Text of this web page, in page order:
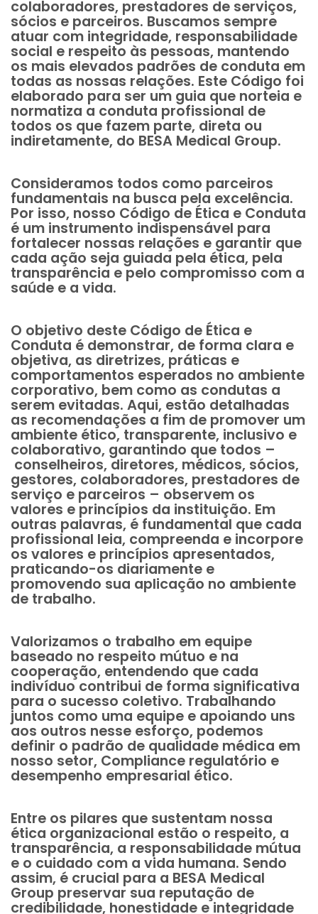
colaboradores, prestadores de serviços,
sócios e parceiros. Buscamos sempre
atuar com integridade, responsabilidade
social e respeito às pessoas, mantendo
os mais elevados padrões de conduta em
todas as nossas relações. Este Código foi
elaborado para ser um guia que norteia e
normatiza a conduta profissional de
todos os que fazem parte, direta ou
indiretamente, do BESA Medical Group.
Consideramos todos como parceiros
fundamentais na busca pela excelência.
Por isso, nosso Código de Ética e Conduta
é um instrumento indispensável para
fortalecer nossas relações e garantir que
cada ação seja guiada pela ética, pela
transparência e pelo compromisso com a
saúde e a vida.
O objetivo deste Código de Ética e
Conduta é demonstrar, de forma clara e
objetiva, as diretrizes, práticas e
comportamentos esperados no ambiente
corporativo, bem como as condutas a
serem evitadas. Aqui, estão detalhadas
as recomendações a fim de promover um
ambiente ético, transparente, inclusivo e
colaborativo, garantindo que todos –
conselheiros, diretores, médicos, sócios,
gestores, colaboradores, prestadores de
serviço e parceiros – observem os
valores e princípios da instituição. Em
outras palavras, é fundamental que cada
profissional leia, compreenda e incorpore
os valores e princípios apresentados,
praticando-os diariamente e
promovendo sua aplicação no ambiente
de trabalho.
Valorizamos o trabalho em equipe
baseado no respeito mútuo e na
cooperação, entendendo que cada
indivíduo contribui de forma significativa
para o sucesso coletivo. Trabalhando
juntos como uma equipe e apoiando uns
aos outros nesse esforço, podemos
definir o padrão de qualidade médica em
nosso setor, Compliance regulatório e
desempenho empresarial ético.
Entre os pilares que sustentam nossa
ética organizacional estão o respeito, a
transparência, a responsabilidade mútua
e o cuidado com a vida humana. Sendo
assim, é crucial para a BESA Medical
Group preservar sua reputação de
credibilidade, honestidade e integridade